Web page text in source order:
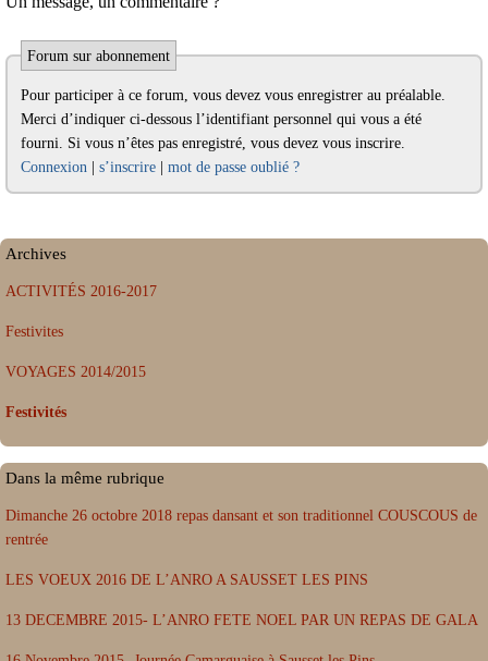
Forum sur abonnement
Pour participer à ce forum, vous devez vous enregistrer au préalable.
Merci d’indiquer ci-dessous l’identifiant personnel qui vous a été
fourni. Si vous n’êtes pas enregistré, vous devez vous inscrire.
Connexion | s’inscrire | mot de passe oublié ?
Archives
ACTIVITÉS 2016-2017
Festivites
VOYAGES 2014/2015
Festivités
Dans la même rubrique
Dimanche 26 octobre 2018 repas dansant et son traditionnel COUSCOUS de
rentrée
LES VOEUX 2016 DE L’ANRO A SAUSSET LES PINS
13 DECEMBRE 2015- L’ANRO FETE NOEL PAR UN REPAS DE GALA